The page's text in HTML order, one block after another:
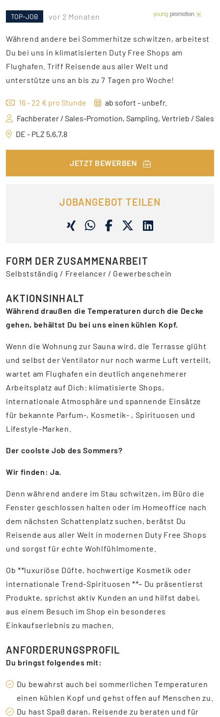
TOP-JOB vor 2 Monaten
Während andere bei Sommerhitze schwitzen, arbeitest
Du bei uns in klimatisierten Duty Free Shops am
Flughafen. Triff Reisende aus aller Welt und
unterstütze uns an bis zu 7 Tagen pro Woche!
16 - 22 € pro Stunde
ab sofort - unbefr.
Fachberater / Sales-Promotion, Sampling, Vertrieb / Sales
DE - PLZ 5,6,7,8
JETZT BEWERBEN
JOBANGEBOT TEILEN
FORM DER ZUSAMMENARBEIT
Selbstständig / Freelancer / Gewerbeschein
AKTIONSINHALT
Während draußen die Temperaturen durch die Decke
gehen, behältst Du bei uns einen kühlen Kopf.
Wenn die Wohnung zur Sauna wird, die Terrasse glüht
und selbst der Ventilator nur noch warme Luft verteilt,
wartet am Flughafen ein deutlich angenehmerer
Arbeitsplatz auf Dich: klimatisierte Shops,
internationale Atmosphäre und spannende Einsätze
für bekannte Parfum-, Kosmetik- , Spirituosen und
Lifestyle-Marken.
Der coolste Job des Sommers?
Wir finden: Ja.
Denn während andere im Stau schwitzen, im Büro die
Fenster geschlossen halten oder im Homeoffice nach
dem nächsten Schattenplatz suchen, berätst Du
Reisende aus aller Welt in modernen Duty Free Shops
und sorgst für echte Wohlfühlmomente.
Ob **luxuriöse Düfte, hochwertige Kosmetik oder
internationale Trend-Spirituosen **– Du präsentierst
Produkte, sprichst aktiv Kunden an und hilfst dabei,
aus einem Besuch im Shop ein besonderes
Einkaufserlebnis zu machen.
ANFORDERUNGSPROFIL
Du bringst folgendes mit:
Du bewahrst auch bei sommerlichen Temperaturen
einen kühlen Kopf und gehst offen auf Menschen zu.
Du hast Spaß daran, Reisende zu beraten und für